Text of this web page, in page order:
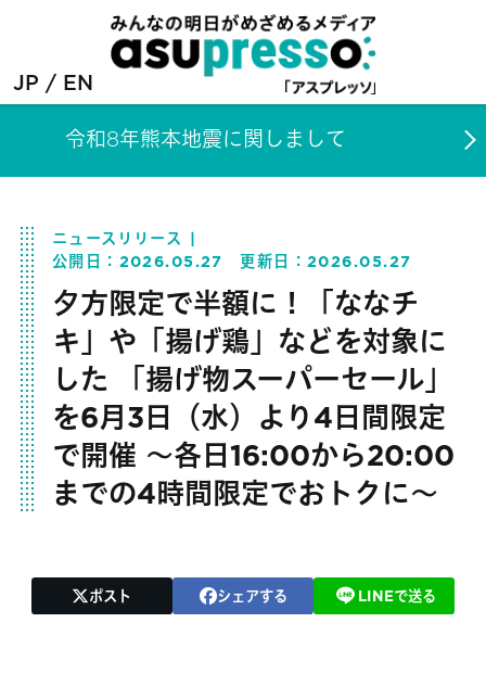
JP EN
令和8年熊本地震に関しまして
ニュースリリース
公開日： 2026.05.27 更新日：2026.05.27
夕方限定で半額に！「ななチ
キ」や「揚げ鶏」などを対象に
した 「揚げ物スーパーセール」
を6月3日（水）より4日間限定
で開催 〜各日16:00から20:00
までの4時間限定でおトクに〜
ポスト シェアする LINEで送る